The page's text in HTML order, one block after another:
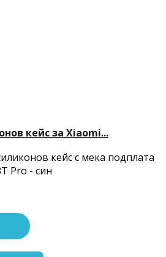
кейс за Xiaomi...
кейс с мека подплата
Pro - син